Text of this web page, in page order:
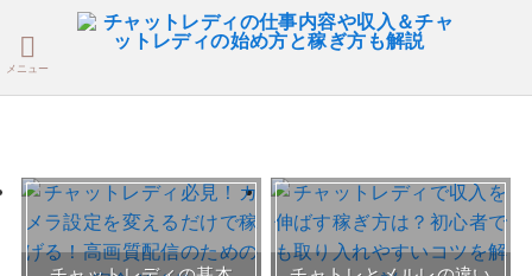
メニュー
おすすめチャトレ事務所＆